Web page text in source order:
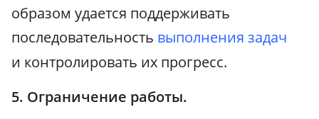
образом удается поддерживать
последовательность выполнения задач
и контролировать их прогресс.
5. Ограничение работы.